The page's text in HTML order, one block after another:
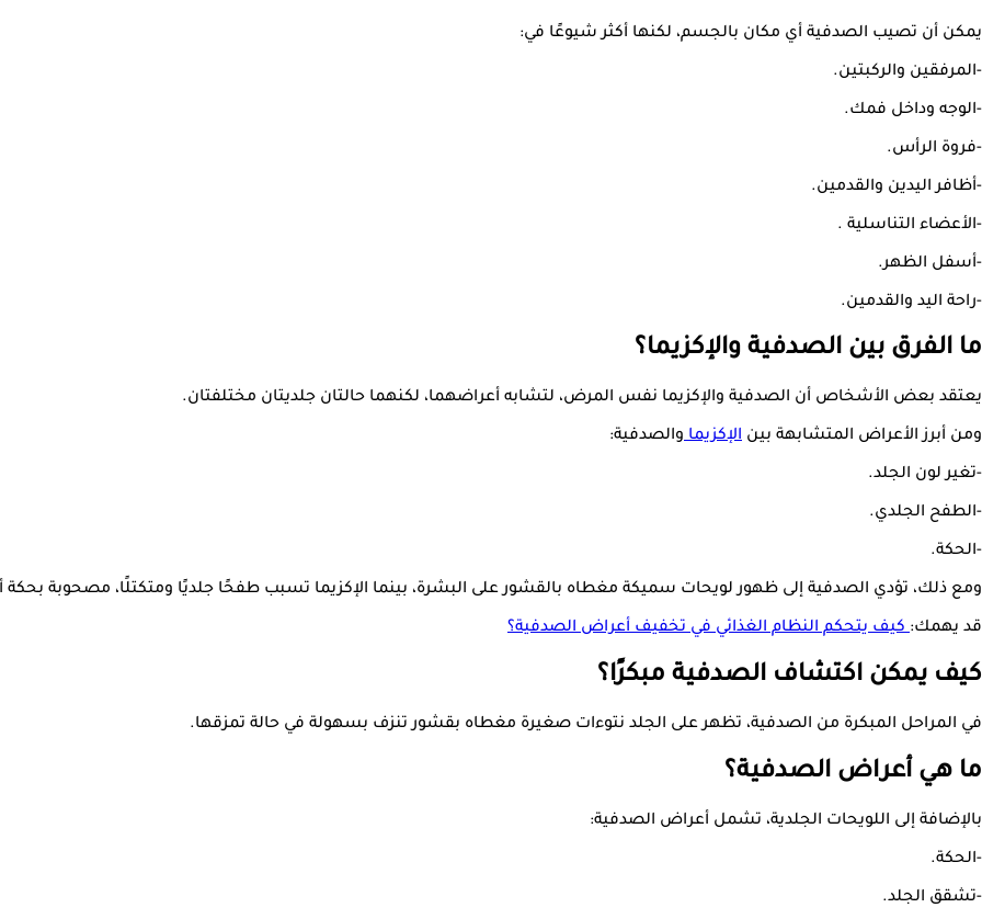
يمكن أن تصيب الصدفية أي مكان بالجسم، لكنها أكثر شيوعًا في:
-المرفقين والركبتين.
-الوجه وداخل فمك.
-فروة الرأس.
-أظافر اليدين والقدمين.
-الأعضاء التناسلية .
-أسفل الظهر.
-راحة اليد والقدمين.
ما الفرق بين الصدفية والإكزيما؟
يعتقد بعض الأشخاص أن الصدفية والإكزيما نفس المرض، لتشابه أعراضهما، لكنهما حالتان جلديتان مختلفتان.
ومن أبرز الأعراض المتشابهة بين الإكزيماوالصدفية:
-تغير لون الجلد.
-الطفح الجلدي.
-الحكة.
ومع ذلك، تؤدي الصدفية إلى ظهور لويحات سميكة مغطاه بالقشور على البشرة، بينما الإكزيما تسبب طفحًا جلديًا ومتكتلًا، مصحوبة
قد يهمك:كيف يتحكم النظام الغذائي في تخفيف أعراض الصدفية؟
كيف يمكن اكتشاف الصدفية مبكرًا؟
في المراحل المبكرة من الصدفية، تظهر على الجلد نتوءات صغيرة مغطاه بقشور تنزف بسهولة في حالة تمزقها.
ما هي أعراض الصدفية؟
بالإضافة إلى اللويحات الجلدية، تشمل أعراض الصدفية:
-الحكة.
-تشقق الجلد.